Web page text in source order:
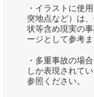
・イラストに使
突地点など）は
状等含め現実の
ージとして参考
・多重事故の場
しか表現されて
参照ください。